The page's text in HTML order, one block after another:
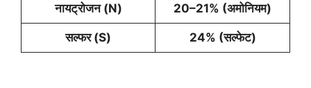
नायट्रोजन (N) 20–21% (अमोनियम)
सल्फर (S) 24% (सल्फेट)